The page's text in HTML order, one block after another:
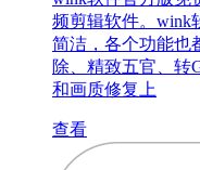
频剪辑软件。wink
简洁，各个功能也
除、精致五官、转
和画质修复上
查看